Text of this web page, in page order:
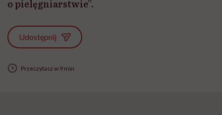
o pielęgniarstwie”.
Udostępnij
Przeczytasz w 9 min